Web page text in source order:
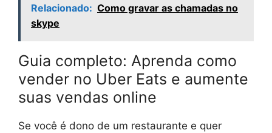
Relacionado: Como gravar as chamadas no
skype
Guia completo: Aprenda como
vender no Uber Eats e aumente
suas vendas online
Se você é dono de um restaurante e quer